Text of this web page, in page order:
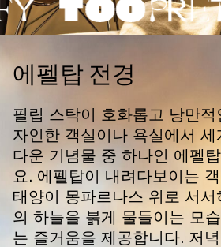
에펠탑 전경
필립 스탁이 호화롭고 낭만
자인한 객실이나 욕실에서
다운 기념물 중 하나인 에펠
요. 에펠탑이 내려다보이는
태양이 몽파르나스 위로 서서
의 하늘을 붉게 물들이는 모
는 즐거움을 제공합니다. 저